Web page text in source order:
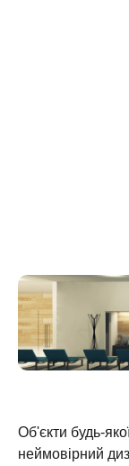
Об'єкти будь-
неймовірний